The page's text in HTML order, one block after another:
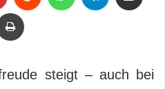
Drucken
steigt – auch bei